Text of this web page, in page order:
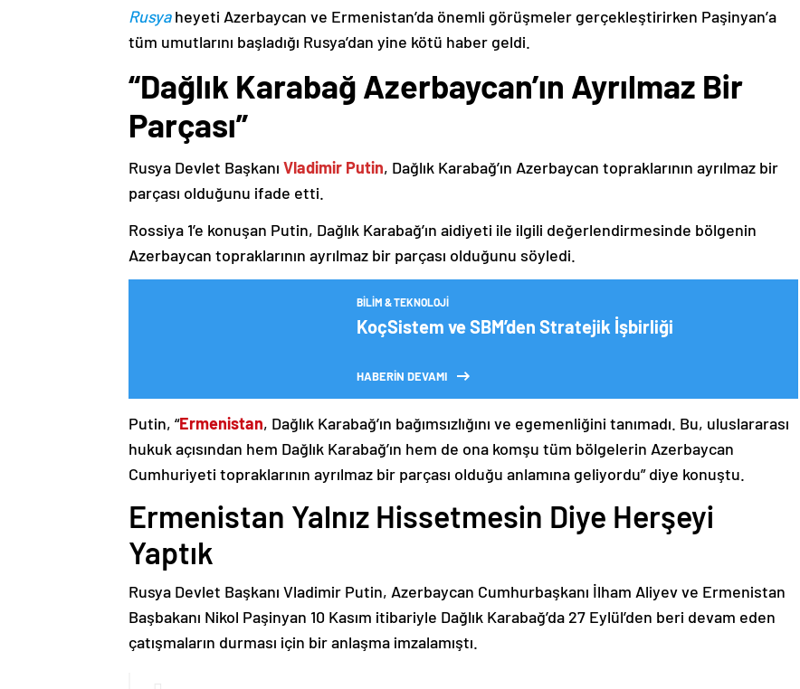
Rusyaheyeti Azerbaycan ve Ermenistan’da önemli görüşmeler gerçekleştirirken Paşinyan’a
tüm umutlarını başladığı Rusya’dan yine kötü haber geldi.
“Dağlık Karabağ Azerbaycan’ın Ayrılmaz Bir
Parçası”
Rusya Devlet Başkanı Vladimir Putin, Dağlık Karabağ’ın Azerbaycan topraklarının ayrılmaz bir
parçası olduğunu ifade etti.
Rossiya 1’e konuşan Putin, Dağlık Karabağ’ın aidiyeti ile ilgili değerlendirmesinde bölgenin
Azerbaycan topraklarının ayrılmaz bir parçası olduğunu söyledi.
BILIM & TEKNOLOJI
KoçSistem ve SBM’den Stratejik İşbirliği
HABERİN DEVAMI
Putin, “Ermenistan, Dağlık Karabağ’ın bağımsızlığını ve egemenliğini tanımadı. Bu, uluslararası
hukuk açısından hem Dağlık Karabağ’ın hem de ona komşu tüm bölgelerin Azerbaycan
Cumhuriyeti topraklarının ayrılmaz bir parçası olduğu anlamına geliyordu” diye konuştu.
Ermenistan Yalnız Hissetmesin Diye Herşeyi
Yaptık
Rusya Devlet Başkanı Vladimir Putin, Azerbaycan Cumhurbaşkanı İlham Aliyev ve Ermenistan
Başbakanı Nikol Paşinyan 10 Kasım itibariyle Dağlık Karabağ’da 27 Eylül’den beri devam eden
çatışmaların durması için bir anlaşma imzalamıştı.